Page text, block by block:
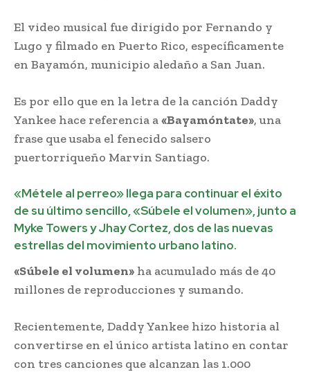
El video musical fue dirigido por Fernando y
Lugo y filmado en Puerto Rico, específicamente
en Bayamón, municipio aledaño a San Juan.
Es por ello que en la letra de la canción Daddy
Yankee hace referencia a«Bayamóntate», una
frase que usaba el fenecido salsero
puertorriqueño Marvin Santiago.
«Métele al perreo» llega para continuar el éxito
de su último sencillo, «Súbele el volumen», junto a
Myke Towers y Jhay Cortez, dos de las nuevas
estrellas del movimiento urbano latino.
«Súbele el volumen» ha acumulado más de 40
millones de reproducciones y sumando.
Recientemente, Daddy Yankee hizo historia al
convertirse en el único artista latino en contar
con tres canciones que alcanzan las 1.000